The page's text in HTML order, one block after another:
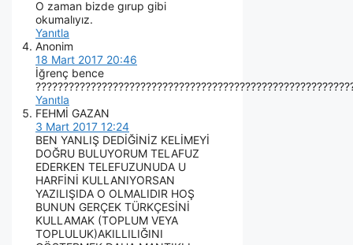
O zaman bizde gırup gibi
okumalıyız.
Yanıtla
Anonim
18 Mart 2017 20:46
İğrenç bence
Yanıtla
FEHMİ GAZAN
3 Mart 2017 12:24
BEN YANLIŞ DEDİĞİNİZ KELİMEYİ
DOĞRU BULUYORUM TELAFUZ
EDERKEN TELEFUZUNUDA U
HARFİNİ KULLANIYORSAN
YAZILIŞIDA O OLMALIDIR HOŞ
BUNUN GERÇEK TÜRKÇESİNİ
KULLAMAK (TOPLUM VEYA
TOPLULUK)AKILLILIĞINI